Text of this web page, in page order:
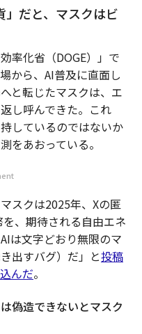
」だと、マスクはビ
率化省（DOGE）」で
から、AI普及に直面し
と転じたマスクは、エ
し呼んできた。これ
しているのではないか
をあおっている。
スクは2025年、Xの匿
、期待される自由エネ
は文字どおり無限のマ
出すバグ）だ」と投稿
んだ。
偽造できないとマスク